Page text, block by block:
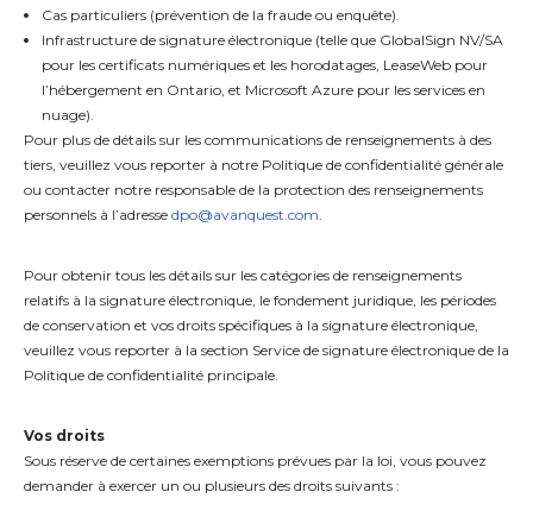
Cas particuliers (prévention de la fraude ou enquête).
Infrastructure de signature électronique (telle que GlobalSign NV/SA
pour les certificats numériques et les horodatages, LeaseWeb pour
l’hébergement en Ontario, et Microsoft Azure pour les services en
nuage).
Pour plus de détails sur les communications de renseignements à des
tiers, veuillez vous reporter à notre Politique de confidentialité générale
ou contacter notre responsable de la protection des renseignements
personnels à l’adresse dpo@avanquest.com
Pour obtenir tous les détails sur les catégories de renseignements
relatifs à la signature électronique, le fondement juridique, les périodes
de conservation et vos droits spécifiques à la signature électronique,
veuillez vous reporter à la section Service de signature électronique de la
Politique de confidentialité principale.
Vos droits
Sous réserve de certaines exemptions prévues par la loi, vous pouvez
demander à exercer un ou plusieurs des droits suivants :